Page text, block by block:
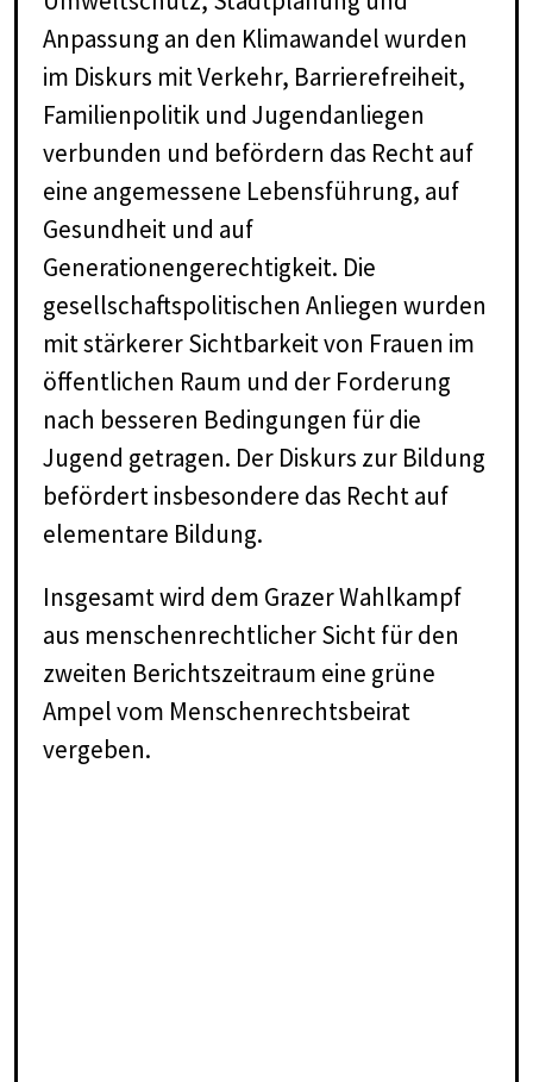
Anpassung an den Klimawandel wurden
im Diskurs mit Verkehr, Barrierefreiheit,
Familienpolitik und Jugendanliegen
verbunden und befördern das Recht auf
eine angemessene Lebensführung, auf
Gesundheit und auf
Generationengerechtigkeit. Die
gesellschaftspolitischen Anliegen wurden
mit stärkerer Sichtbarkeit von Frauen im
öffentlichen Raum und der Forderung
nach besseren Bedingungen für die
Jugend getragen. Der Diskurs zur Bildung
befördert insbesondere das Recht auf
elementare Bildung.
Insgesamt wird dem Grazer Wahlkampf
aus menschenrechtlicher Sicht für den
zweiten Berichtszeitraum eine grüne
Ampel vom Menschenrechtsbeirat
vergeben.